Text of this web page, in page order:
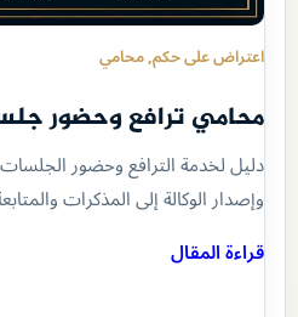
اعتراض على حكم, محامي
محامي ترافع وحضور
دليل لخدمة الترافع وحضور
وإصدار الوكالة إلى المذكرات
قراءة المقال